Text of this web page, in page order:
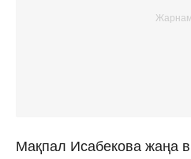
Мақпал Исабекова жаңа